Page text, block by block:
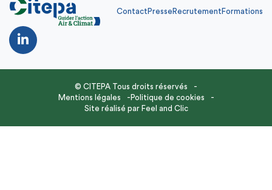
Contact Presse Recrutement Formations
© CITEPA Tous droits réservés
Mentions légales
Politique de cookies
Site réalisé par Feel and Clic